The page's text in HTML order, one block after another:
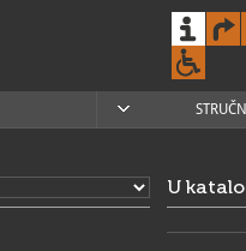
> Muzej:
praznikom
> Stalni
Kupi:
F 051/
E
W
U